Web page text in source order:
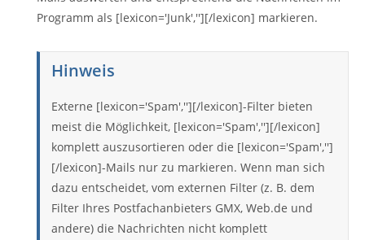
Programm als [lexicon='Junk',''][/lexicon] markieren.
Hinweis
Externe [lexicon='Spam',''][/lexicon]-Filter bieten
meist die Möglichkeit, [lexicon='Spam',''][/lexicon]
komplett auszusortieren oder die [lexicon='Spam','']
[/lexicon]-Mails nur zu markieren. Wenn man sich
dazu entscheidet, vom externen Filter (z. B. dem
Filter Ihres Postfachanbieters GMX, Web.de und
andere) die Nachrichten nicht komplett